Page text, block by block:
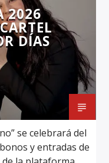
2026
DÍAS
se celebrará del
y entradas de